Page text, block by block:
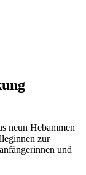
neun Hebammen
zur
und